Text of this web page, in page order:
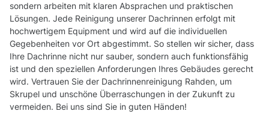
sondern arbeiten mit klaren Absprachen und praktischen
Lösungen. Jede Reinigung unserer Dachrinnen erfolgt mit
hochwertigem Equipment und wird auf die individuellen
Gegebenheiten vor Ort abgestimmt. So stellen wir sicher, dass
Ihre Dachrinne nicht nur sauber, sondern auch funktionsfähig
ist und den speziellen Anforderungen Ihres Gebäudes gerecht
wird. Vertrauen Sie der Dachrinnenreinigung Rahden, um
Skrupel und unschöne Überraschungen in der Zukunft zu
vermeiden. Bei uns sind Sie in guten Händen!